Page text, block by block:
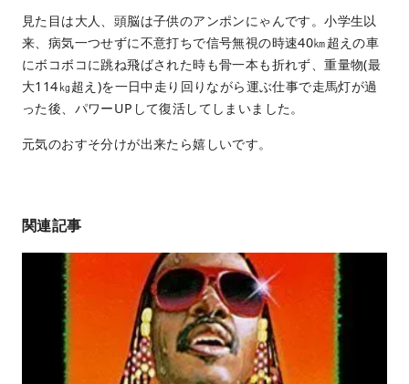
見た目は大人、頭脳は子供のアンポンにゃんです。小学生以
来、病気一つせずに不意打ちで信号無視の時速40㎞超えの車
にボコボコに跳ね飛ばされた時も骨一本も折れず、重量物(最
大114㎏超え)を一日中走り回りながら運ぶ仕事で走馬灯が過
った後、パワーUPして復活してしまいました。
元気のおすそ分けが出来たら嬉しいです。
関連記事